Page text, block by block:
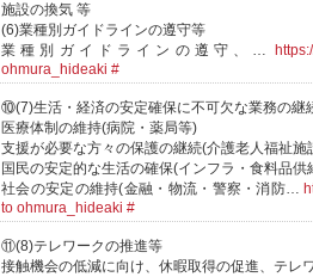
施設の換気 等
(6)業種別ガイドラインの遵守等
業種別ガイドラインの遵守、…
ohmura_hideaki #
⑩(7)生活・経済の安定確保に不可欠な業務の継
医療体制の維持(病院・薬局等)
支援が必要な方々の保護の継続(介護老人福祉施
国民の安定的な生活の確保(インフラ・食料品供
社会の安定の維持(金融・物流・警察・消防…
to ohmura_hideaki #
⑪(8)テレワークの推進等
接触機会の低減に向け、休暇取得の促進、テレ